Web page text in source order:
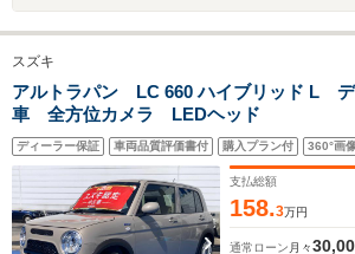
スズキ
アルトラパン LC 660 ハイブリッド L デ
車 全方位カメラ LEDヘッド
ディーラー保証 車両品質評価書付 購入プラン付 360°画
支払総額
158.3万円
通常ローン 月々